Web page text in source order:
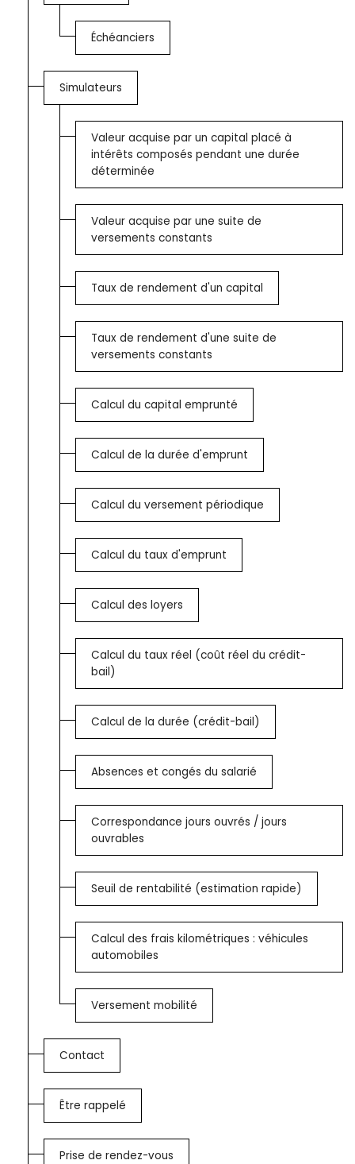
Échéanciers
Simulateurs
Valeur acquise par un capital placé à
intérêts composés pendant une durée
déterminée
Valeur acquise par une suite de
versements constants
Taux de rendement d'un capital
Taux de rendement d'une suite de
versements constants
Calcul du capital emprunté
Calcul de la durée d'emprunt
Calcul du versement périodique
Calcul du taux d'emprunt
Calcul des loyers
Calcul du taux réel (coût réel du crédit-
bail)
Calcul de la durée (crédit-bail)
Absences et congés du salarié
Correspondance jours ouvrés / jours
ouvrables
Seuil de rentabilité (estimation rapide)
Calcul des frais kilométriques : véhicules
automobiles
Versement mobilité
Contact
Être rappelé
Prise de rendez-vous